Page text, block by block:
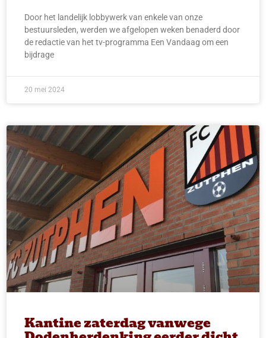
Door het landelijk lobbywerk van enkele van onze
bestuursleden, werden we afgelopen weken benaderd door
de redactie van het tv-programma Een Vandaag om een
bijdrage
20 mei 2024
Kantine zaterdag vanwege